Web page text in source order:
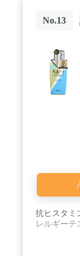
No.13
抗ヒスタミ
レルギーテ